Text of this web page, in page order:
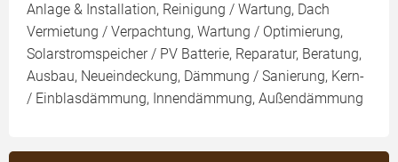
Anlage & Installation, Reinigung / Wartung, Dach
Vermietung / Verpachtung, Wartung / Optimierung,
Solarstromspeicher / PV Batterie, Reparatur, Beratung,
Ausbau, Neueindeckung, Dämmung / Sanierung, Kern-
/ Einblasdämmung, Innendämmung, Außendämmung